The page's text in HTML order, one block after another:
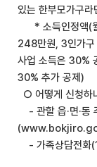
있는 한부모가구
* 소득인정액(월
248만원, 3인가구
사업 소득은 30%
30% 추가 공제)
○ 어떻게 신청하
- 관할 읍·면·동
- 가족상담전화